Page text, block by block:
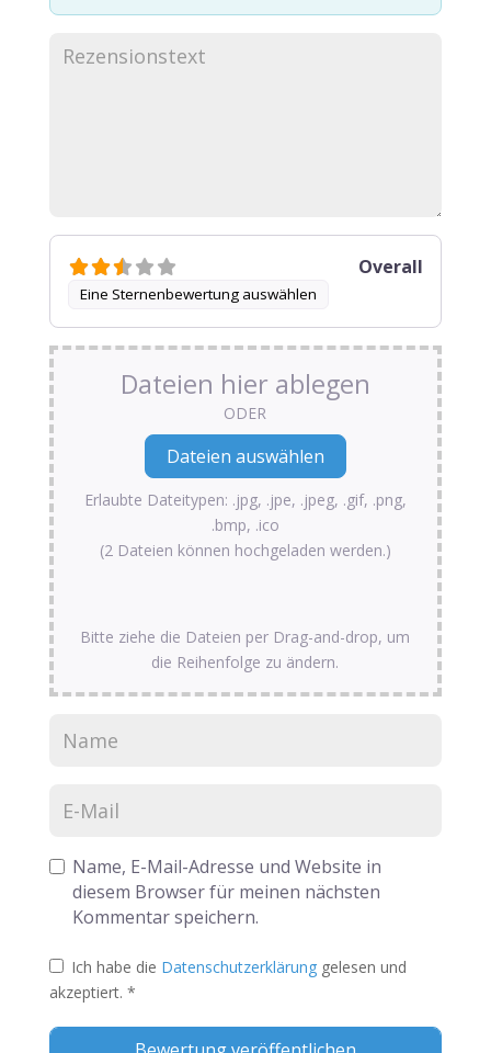
Eine Sternenbewertung auswählen
Overall
Dateien hier ablegen
ODER
Erlaubte Dateitypen: .jpg, .jpe, .jpeg, .gif, .png,
.bmp, .ico
(2 Dateien können hochgeladen werden.)
Bitte ziehe die Dateien per Drag-and-drop, um
die Reihenfolge zu ändern.
Name, E-Mail-Adresse und Website in
diesem Browser für meinen nächsten
Kommentar speichern.
Ich habe die Datenschutzerklärung gelesen und
akzeptiert. *